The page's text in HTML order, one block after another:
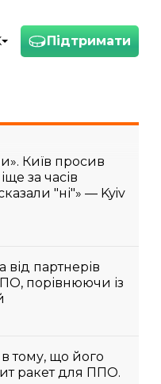
Підтримати
Київ просив
за часів
"ні"» — Kyiv
від партнерів
порівнюючи із
тому, що його
ракет для ППО.